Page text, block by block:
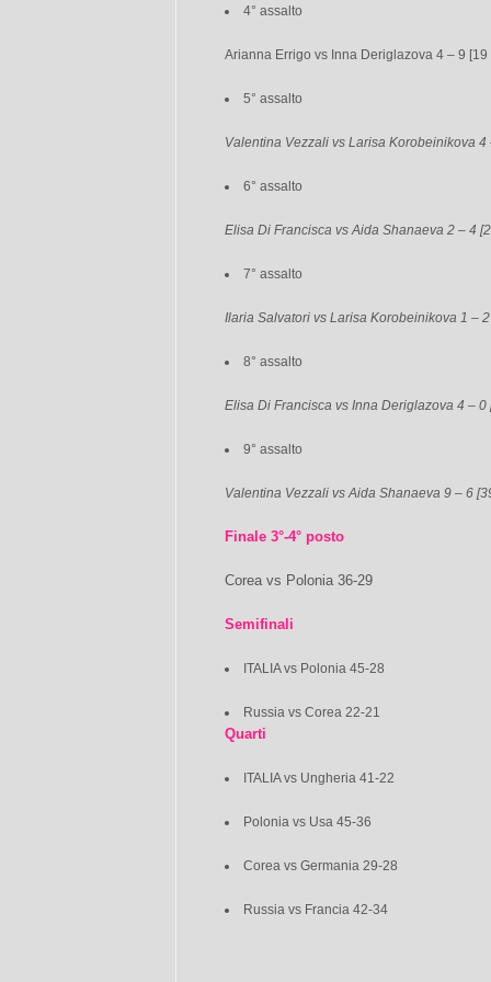
4° assalto
Arianna Errigo vs Inna Deriglazova 4 – 9 [19
5° assalto
Valentina Vezzali vs Larisa Korobeinikova 4
6° assalto
Elisa Di Francisca vs Aida Shanaeva 2 – 4
7° assalto
Ilaria Salvatori vs Larisa Korobeinikova 1 –
8° assalto
Elisa Di Francisca vs Inna Deriglazova 4 – 0
9° assalto
Valentina Vezzali vs Aida Shanaeva 9 – 6
Finale 3°-4° posto
Corea vs Polonia 36-29
Semifinali
ITALIA vs Polonia 45-28
Russia vs Corea 22-21
Quarti
ITALIA vs Ungheria 41-22
Polonia vs Usa 45-36
Corea vs Germania 29-28
Russia vs Francia 42-34